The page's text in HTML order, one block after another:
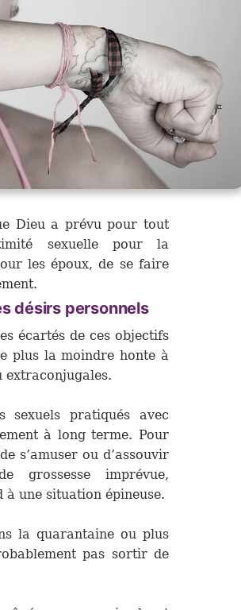
Dieu a prévu pour tout
sexuelle pour la
les époux, de se faire
désirs personnels
écartés de ces objectifs
plus la moindre honte à
extraconjugales.
pratiqués avec
à long terme. Pour
s’amuser ou d’assouvir
grossesse imprévue,
une situation épineuse.
la quarantaine ou plus
pas sortir de